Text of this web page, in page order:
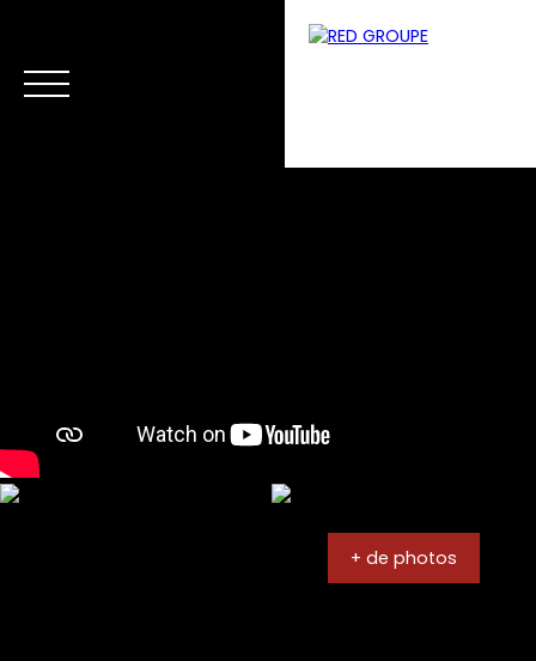
+ de photos